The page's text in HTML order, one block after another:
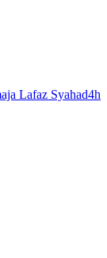
Lafaz Syahad4h